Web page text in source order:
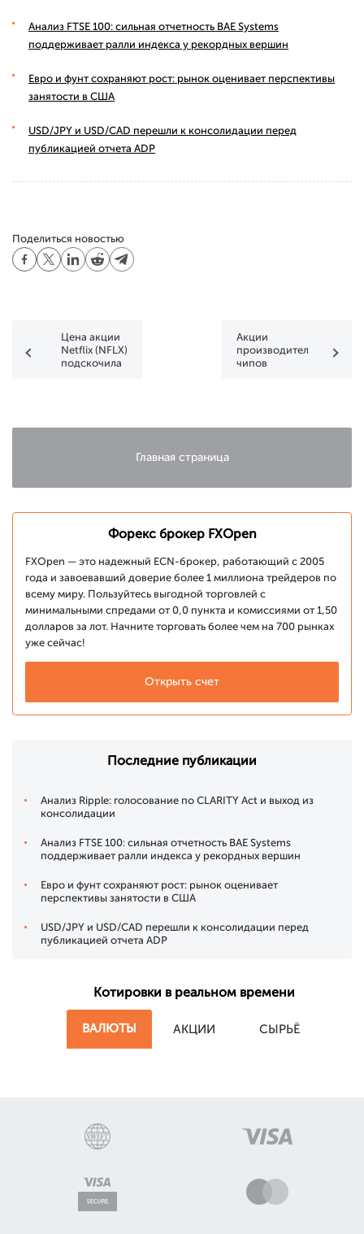
Анализ FTSE 100: сильная отчетность BAE Systems
поддерживает ралли индекса у рекордных вершин
Евро и фунт сохраняют рост: рынок оценивает перспективы
занятости в США
USD/JPY и USD/CAD перешли к консолидации перед
публикацией отчета ADP
Поделиться новостью
Цена акции
Netflix (NFLX)
подскочила
Акции
производителей
чипов
Главная страница
Форекс брокер FXOpen
FXOpen — это надежный ECN-брокер, работающий с 2005
года и завоевавший доверие более 1 миллиона трейдеров по
всему миру. Пользуйтесь выгодной торговлей с
минимальными спредами от 0,0 пункта и комиссиями от 1,50
долларов за лот. Начните торговать более чем на 700 рынках
уже сейчас!
Открыть счет
Последние публикации
Анализ Ripple: голосование по CLARITY Act и выход из
консолидации
Анализ FTSE 100: сильная отчетность BAE Systems
поддерживает ралли индекса у рекордных вершин
Евро и фунт сохраняют рост: рынок оценивает
перспективы занятости в США
USD/JPY и USD/CAD перешли к консолидации перед
публикацией отчета ADP
Котировки в реальном времени
ВАЛЮТЫ АКЦИИ СЫРЬЁ